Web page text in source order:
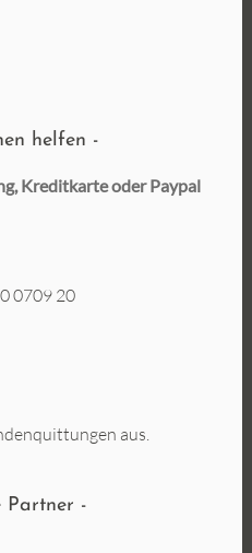
helfen
Kreditkarte oderPaypal
0709 20
aus.
Partner